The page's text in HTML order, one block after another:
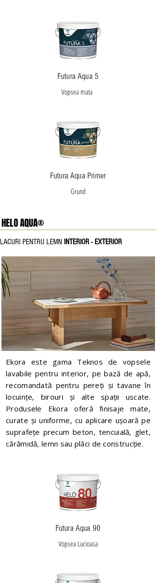
Futura Aqua 5
Vopsea mata
Futura Aqua Primer
Grund
HELO AQUA®
LACURI PENTRU LEMN INTERIOR - EXTERIOR
Ekora este gama Teknos de vopsele
lavabile pentru interior, pe bază de apă,
recomandată pentru pereți și tavane în
locuințe, birouri și alte spații uscate.
Produsele Ekora oferă finisaje mate,
curate și uniforme, cu aplicare ușoară pe
suprafețe precum beton, tencuială, glet,
cărămidă, lemn sau plăci de construcție.
Futura Aqua 90
Vopsea Lucioasa